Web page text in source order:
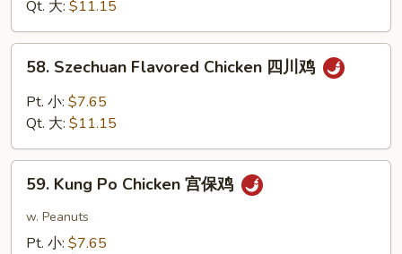
鸡
Qt. 大: $11.15
Szechuan
Flavored
Chicken
川
58. Szechuan Flavored Chicken 四川鸡
Pt. 小: $7.65
Qt. 大: $11.15
Kung
Po
Chicken
59. Kung Po Chicken 宫保鸡
w. Peanuts
Pt. 小: $7.65